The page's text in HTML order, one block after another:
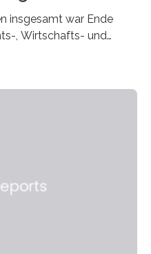
insgesamt war Ende
, Wirtschafts- und